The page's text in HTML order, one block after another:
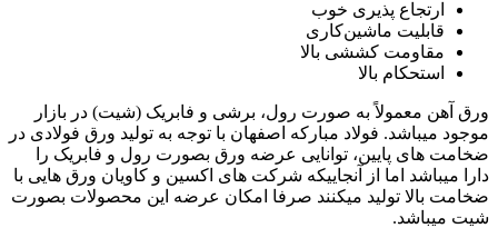
ارتجاع پذیری خوب
قابلیت ماشین‌کاری
مقاومت کششی بالا
استحکام بالا
ورق آهن معمولاً به صورت رول، برشی و فابریک (شیت) در بازار
موجود میباشد. فولاد مبارکه اصفهان با توجه به تولید ورق فولادی در
ضخامت های پایین، توانایی عرضه ورق بصورت رول و فابریک را
دارا میباشد اما از آنجاییکه شرکت های اکسین و کاویان ورق هایی با
ضخامت بالا تولید میکنند صرفا امکان عرضه این محصولات بصورت
شیت میباشد.